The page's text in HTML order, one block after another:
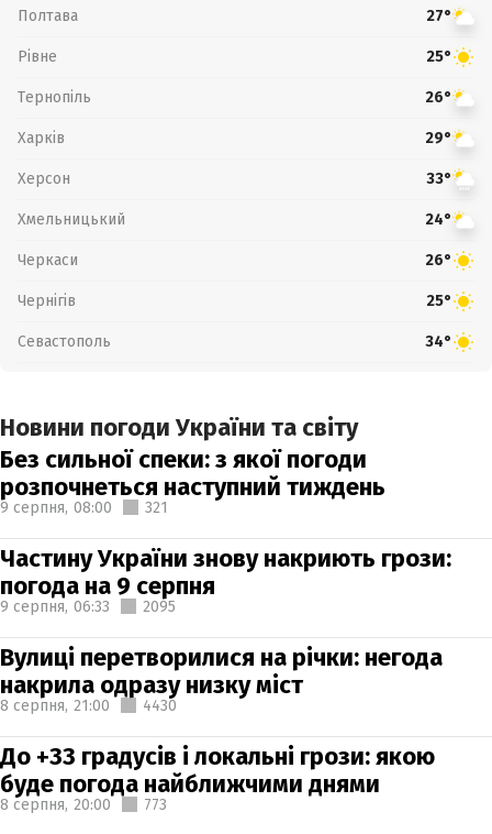
Полтава 27°
Рівне 25°
Тернопіль 26°
Харків 29°
Херсон 33°
Хмельницький 24°
Черкаси 26°
Чернігів 25°
Севастополь 34°
Новини погоди України та світу
Без сильної спеки: з якої погоди
розпочнеться наступний тиждень
9 серпня, 08:00 321
Частину України знову накриють грози:
погода на 9 серпня
9 серпня, 06:33 2095
Вулиці перетворилися на річки: негода
накрила одразу низку міст
8 серпня, 21:00 4430
До +33 градусів і локальні грози: якою
буде погода найближчими днями
8 серпня, 20:00 773